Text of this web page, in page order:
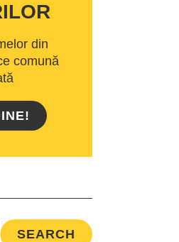
din
comună